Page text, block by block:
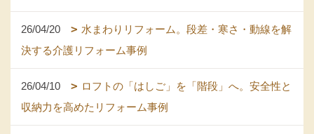
26/04/20
水まわりリフォーム。段差・寒さ・動線を解
決する介護リフォーム事例
26/04/10
ロフトの「はしご」を「階段」へ。安全性と
収納力を高めたリフォーム事例